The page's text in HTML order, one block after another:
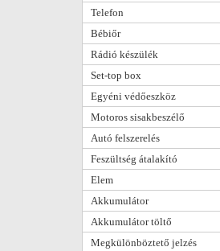
Telefon
Bébiőr
Rádió készülék
Set-top box
Egyéni védőeszköz
Motoros sisakbeszélő
Autó felszerelés
Feszültség átalakító
Elem
Akkumulátor
Akkumulátor töltő
Megkülönböztető jelzés